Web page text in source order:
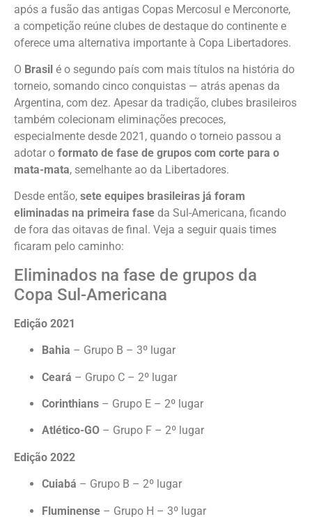
após a fusão das antigas Copas Mercosul e Merconorte,
a competição reúne clubes de destaque do continente e
oferece uma alternativa importante à Copa Libertadores.
O Brasil é o segundo país com mais títulos na história do
torneio, somando cinco conquistas — atrás apenas da
Argentina, com dez. Apesar da tradição, clubes brasileiros
também colecionam eliminações precoces,
especialmente desde 2021, quando o torneio passou a
adotar o formato de fase de grupos com corte para o
mata-mata, semelhante ao da Libertadores.
Desde então, sete equipes brasileiras já foram
eliminadas na primeira fase da Sul-Americana, ficando
de fora das oitavas de final. Veja a seguir quais times
ficaram pelo caminho:
Eliminados na fase de grupos da
Copa Sul-Americana
Edição 2021
Bahia – Grupo B – 3º lugar
Ceará – Grupo C – 2º lugar
Corinthians – Grupo E – 2º lugar
Atlético-GO – Grupo F – 2º lugar
Edição 2022
Cuiabá – Grupo B – 2º lugar
Fluminense – Grupo H – 3º lugar